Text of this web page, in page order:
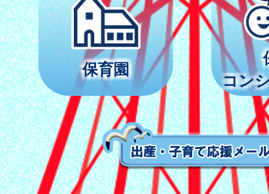
保育園
コン